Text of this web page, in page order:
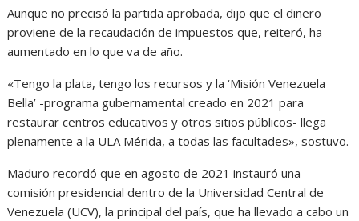
Aunque no precisó la partida aprobada, dijo que el dinero
proviene de la recaudación de impuestos que, reiteró, ha
aumentado en lo que va de año.
«Tengo la plata, tengo los recursos y la ‘Misión Venezuela
Bella’ -programa gubernamental creado en 2021 para
restaurar centros educativos y otros sitios públicos- llega
plenamente a la ULA Mérida, a todas las facultades», sostuvo.
Maduro recordó que en agosto de 2021 instauró una
comisión presidencial dentro de la Universidad Central de
Venezuela (UCV), la principal del país, que ha llevado a cabo un